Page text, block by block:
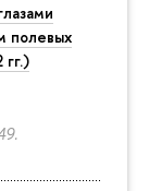
полевых